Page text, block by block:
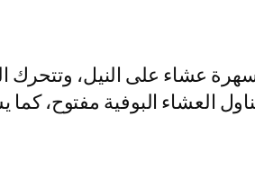
عشاء على النيل، وتتحرك
العشاء البوفية مفتوح،